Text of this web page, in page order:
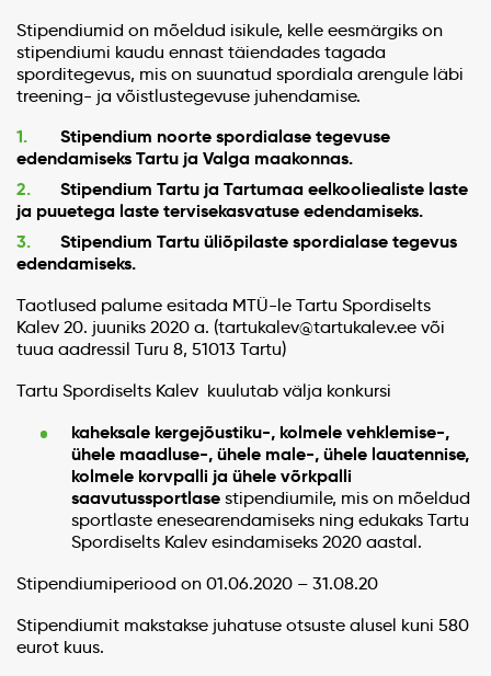
Stipendiumid on mõeldud isikule, kelle eesmärgiks on
stipendiumi kaudu ennast täiendades tagada
sporditegevus, mis on suunatud spordiala arengule läbi
treening- ja võistlustegevuse juhendamise.
Stipendium noorte spordialase tegevuse
edendamiseks Tartu ja Valga maakonnas.
Stipendium Tartu ja Tartumaa eelkooliealiste laste
ja puuetega laste tervisekasvatuse edendamiseks.
Stipendium Tartu üliõpilaste spordialase tegevus
edendamiseks.
Taotlused palume esitada MTÜ-le Tartu Spordiselts
Kalev 20. juuniks 2020 a. (tartukalev@tartukalev.ee või
tuua aadressil Turu 8, 51013 Tartu)
Tartu Spordiselts Kalev kuulutab välja konkursi
kaheksale kergejõustiku-, kolmele vehklemise-,
ühele maadluse-, ühele male-, ühele lauatennise,
kolmele korvpalli ja ühele võrkpalli
saavutussportlase stipendiumile, mis on mõeldud
sportlaste enesearendamiseks ning edukaks Tartu
Spordiselts Kalev esindamiseks 2020 aastal.
Stipendiumiperiood on 01.06.2020 – 31.08.20
Stipendiumit makstakse juhatuse otsuste alusel kuni 580
eurot kuus.